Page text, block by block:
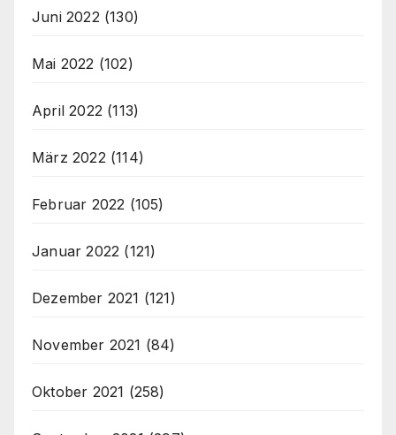
Juni 2022 (130)
Mai 2022 (102)
April 2022 (113)
März 2022 (114)
Februar 2022 (105)
Januar 2022 (121)
Dezember 2021 (121)
November 2021 (84)
Oktober 2021 (258)